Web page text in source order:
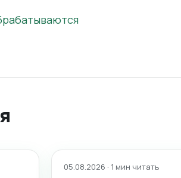
05.08.2026 · 1 мин читать